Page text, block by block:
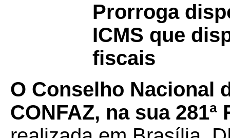
Prorroga
ICMS que
fiscais
O Conselho Nacional
CONFAZ, na sua